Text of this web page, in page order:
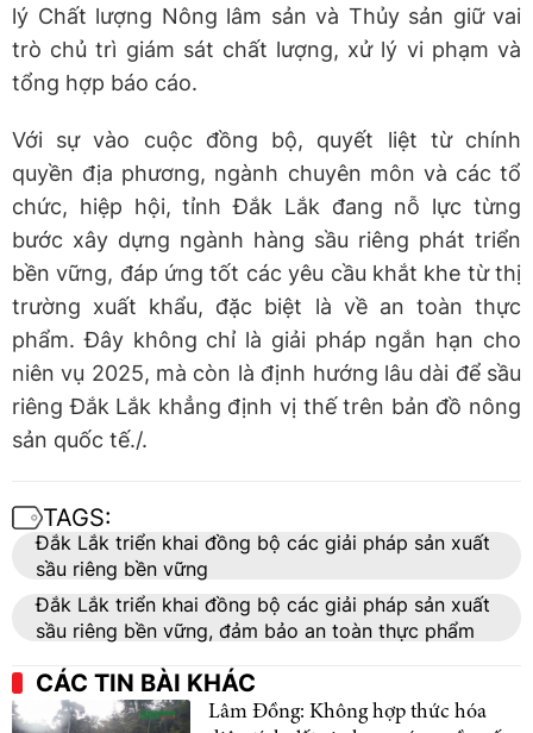
lý Chất lượng Nông lâm sản và Thủy sản giữ vai
trò chủ trì giám sát chất lượng, xử lý vi phạm và
tổng hợp báo cáo.
Với sự vào cuộc đồng bộ, quyết liệt từ chính
quyền địa phương, ngành chuyên môn và các tổ
chức, hiệp hội, tỉnh Đắk Lắk đang nỗ lực từng
bước xây dựng ngành hàng sầu riêng phát triển
bền vững, đáp ứng tốt các yêu cầu khắt khe từ thị
trường xuất khẩu, đặc biệt là về an toàn thực
phẩm. Đây không chỉ là giải pháp ngắn hạn cho
niên vụ 2025, mà còn là định hướng lâu dài để sầu
riêng Đắk Lắk khẳng định vị thế trên bản đồ nông
sản quốc tế./.
TAGS:
Đắk Lắk triển khai đồng bộ các giải pháp sản xuất
sầu riêng bền vững
Đắk Lắk triển khai đồng bộ các giải pháp sản xuất
sầu riêng bền vững, đảm bảo an toàn thực phẩm
CÁC TIN BÀI KHÁC
Lâm Đồng: Không hợp thức hóa